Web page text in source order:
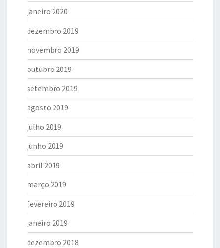
janeiro 2020
dezembro 2019
novembro 2019
outubro 2019
setembro 2019
agosto 2019
julho 2019
junho 2019
abril 2019
março 2019
fevereiro 2019
janeiro 2019
dezembro 2018